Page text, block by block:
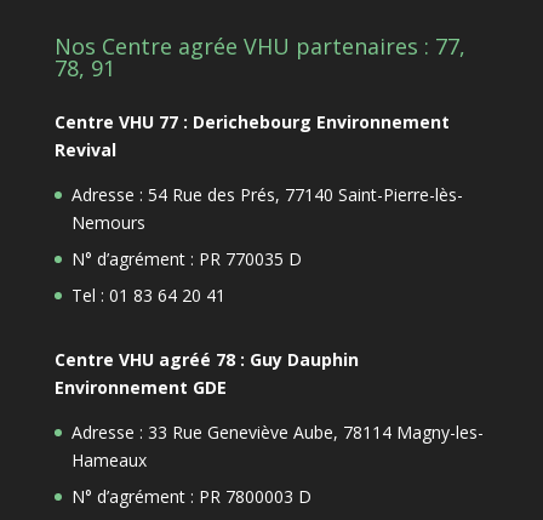
Nos Centre agrée VHU partenaires : 77,
78, 91
Centre VHU 77 : Derichebourg Environnement
Revival
Adresse : 54 Rue des Prés, 77140 Saint-Pierre-lès-
Nemours
N° d’agrément : PR 770035 D
Tel : 01 83 64 20 41
Centre VHU agréé 78 : Guy Dauphin
Environnement GDE
Adresse : 33 Rue Geneviève Aube, 78114 Magny-les-
Hameaux
N° d’agrément : PR 7800003 D